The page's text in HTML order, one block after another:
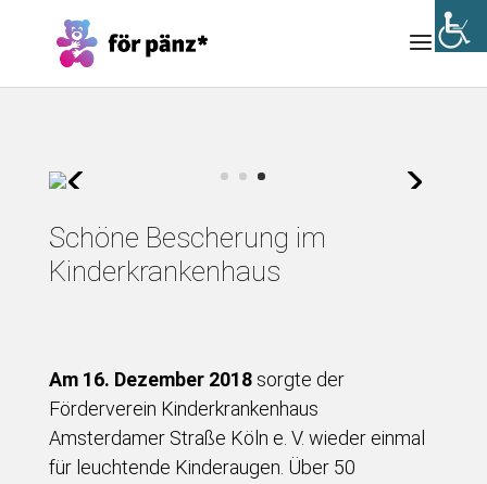
Schöne Bescherung im
Kinderkrankenhaus
Am 16. Dezember 2018sorgte der
Förderverein Kinderkrankenhaus
Amsterdamer Straße Köln e. V. wieder einmal
für leuchtende Kinderaugen. Über 50